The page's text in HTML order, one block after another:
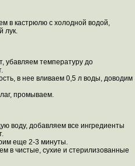
в кастрюлю с холодной водой,
лук.
убавляем температуру до
в нее вливаем 0,5 л воды, доводим
промываем.
воду, добавляем все ингредиенты
еще 2-3 минуты.
в чистые, сухие и стерилизованные